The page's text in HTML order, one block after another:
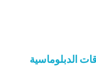
الدبلوماسية